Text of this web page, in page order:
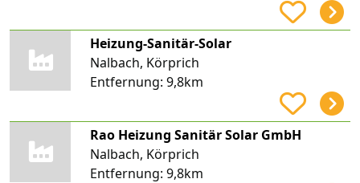
Heizung-Sanitär-Solar
Nalbach, Körprich
Entfernung: 9,8km
Rao Heizung Sanitär Solar GmbH
Nalbach, Körprich
Entfernung: 9,8km